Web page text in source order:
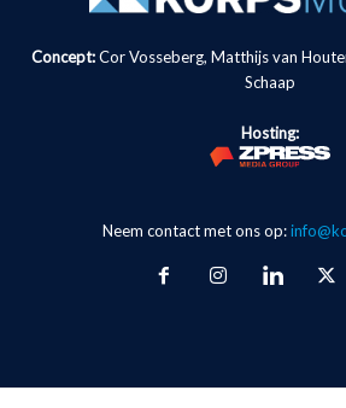
Concept:Cor Vosseberg, Matthijs van
Schaap
Hosting:
Neem contact met ons op: